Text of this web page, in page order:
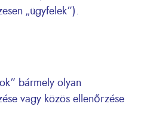
„ügyfelek”).
bármely olyan
vagy közös ellenőrzése